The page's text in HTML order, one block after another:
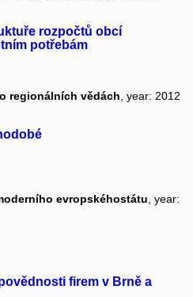
rozpočtů obcí
potřebám
regionálních vědách , year: 2012
evropskéhostátu, year:
firem v Brně a